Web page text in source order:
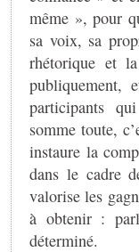
même », pour
sa voix, sa
rhétorique et
publiquement,
participants
somme toute,
instaure la
dans le cadre
valorise les
à obtenir :
déterminé.